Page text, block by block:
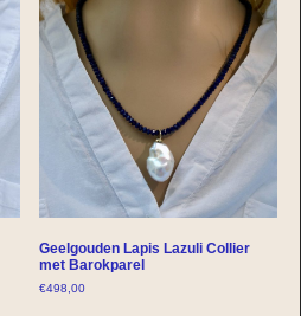
Geelgouden Lapis Lazuli Collier
met Barokparel
€498,00